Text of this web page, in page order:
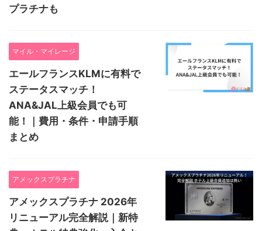
プラチナも
マイル・マイレージ
エールフランスKLMに有料で
ステータスマッチ！
ANA&JAL上級会員でも可
能！｜費用・条件・申請手順
まとめ
アメックスプラチナ
アメックスプラチナ 2026年
リニューアル完全解説｜新特